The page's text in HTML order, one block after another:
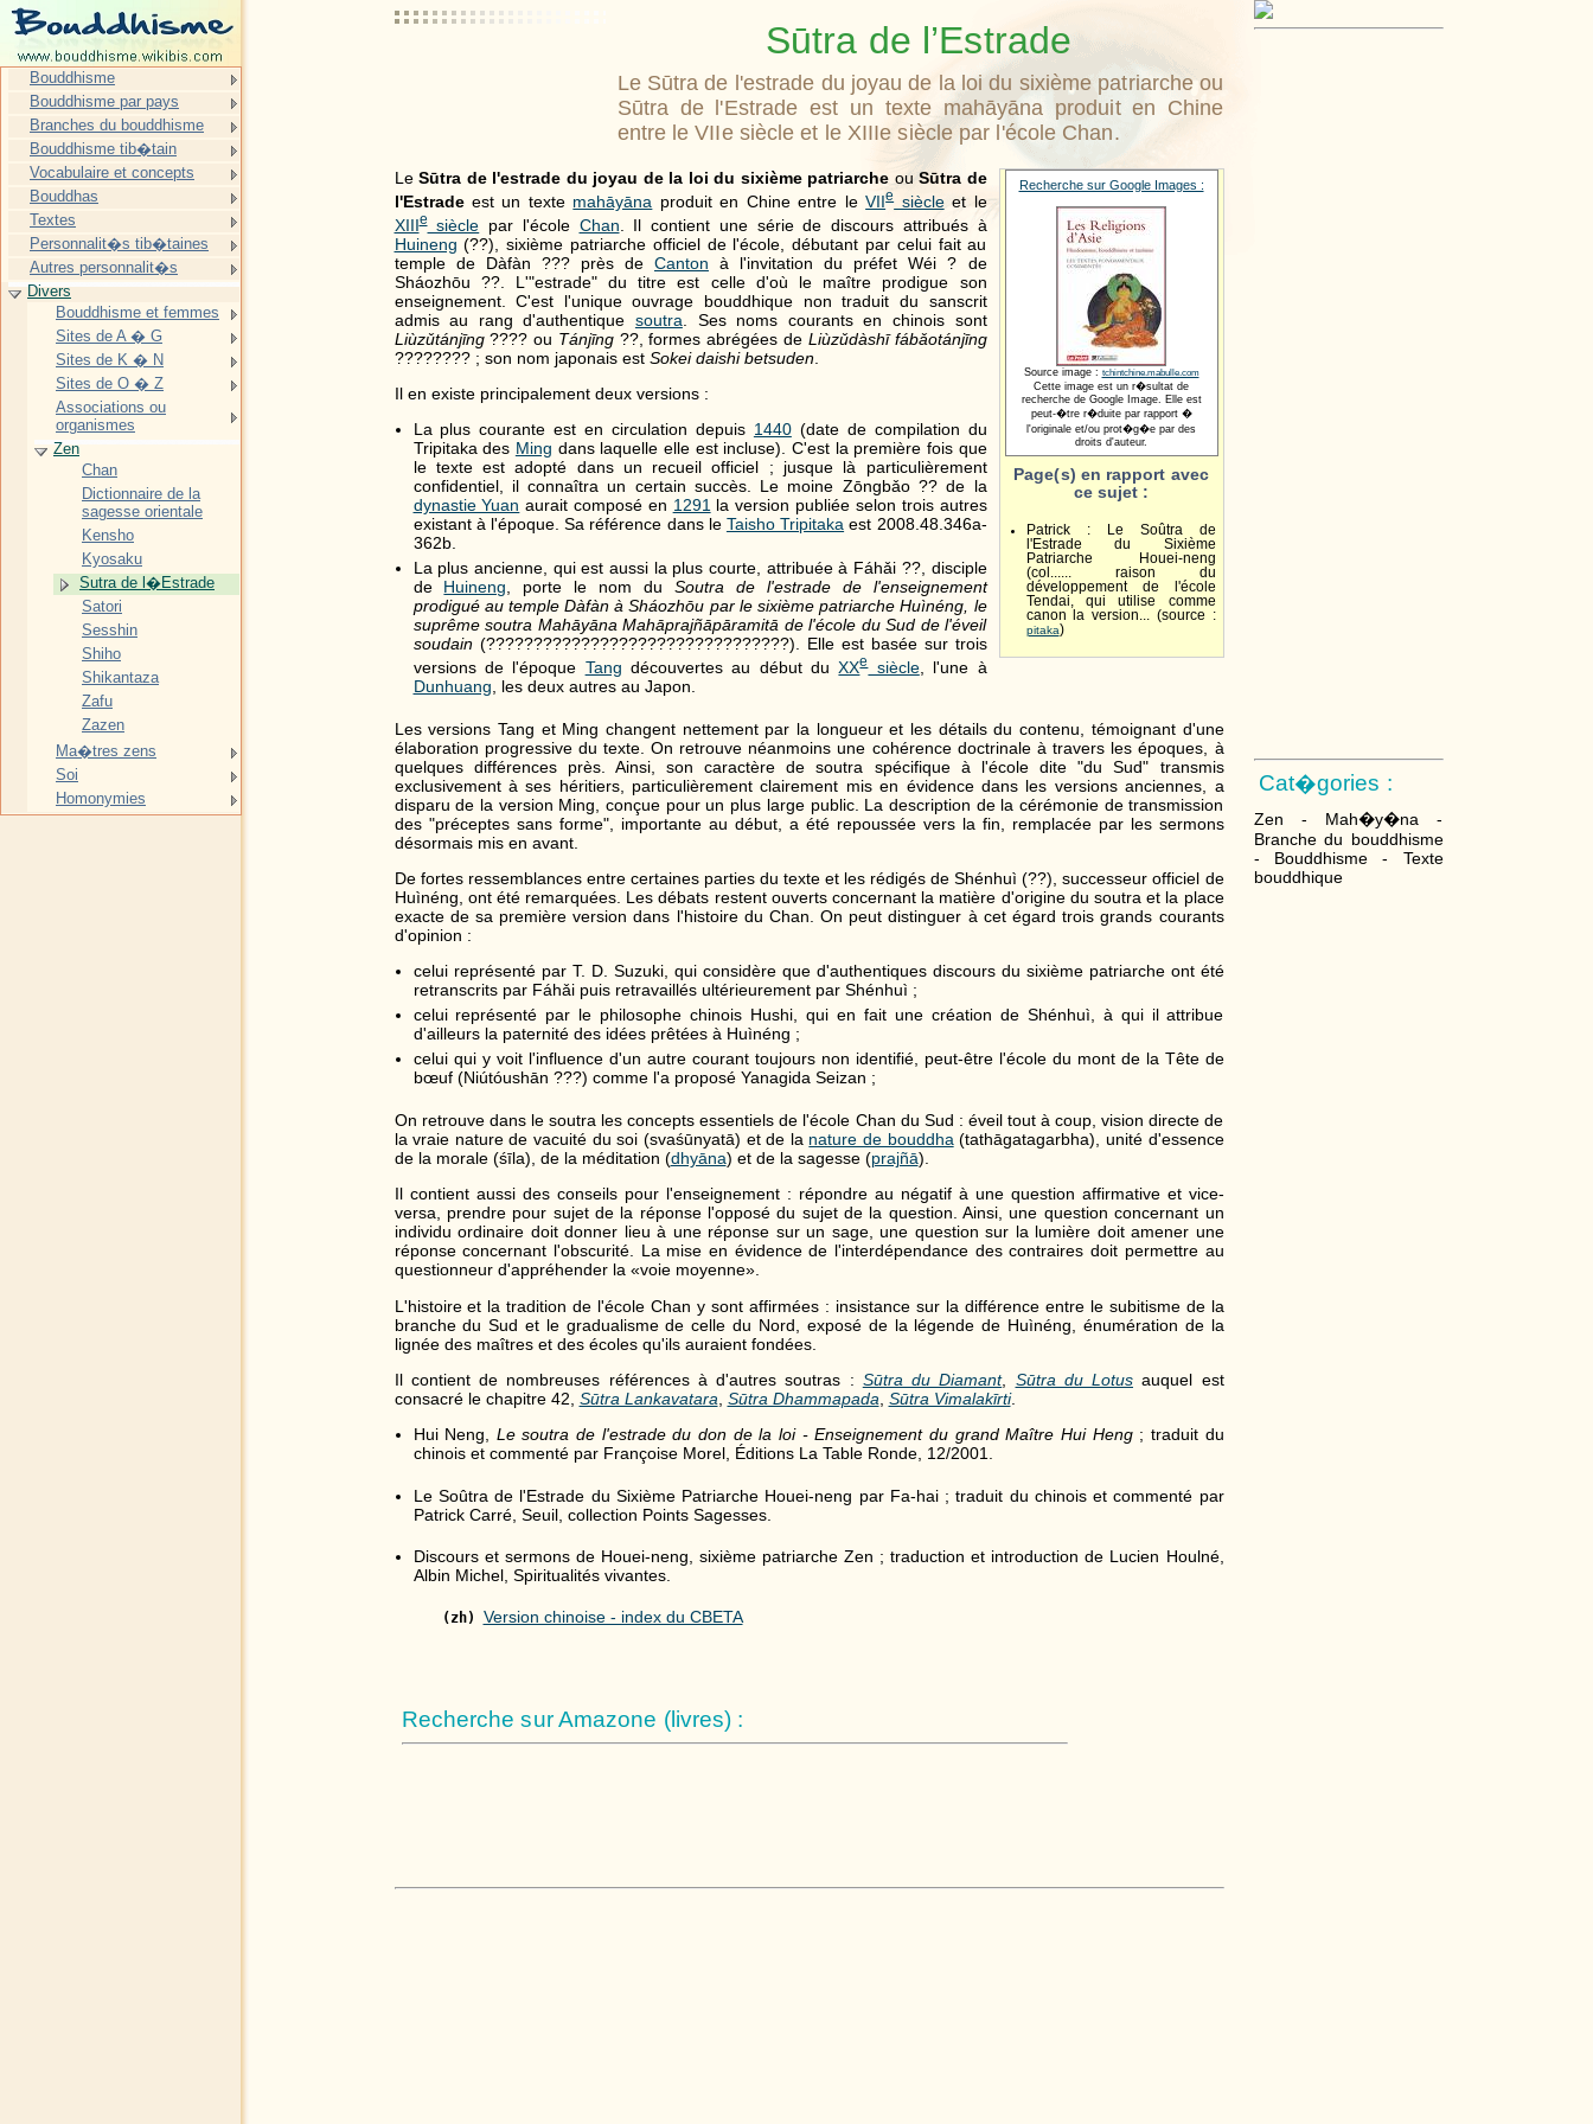
Sūtra de l’Estrade
Le Sūtra de l'estrade du joyau de la loi du sixième patriarche ou
Sūtra de l'Estrade est un texte mahāyāna produit en Chine
entre le VIIe siècle et le XIIIe siècle par l'école Chan.
Cat�gories :
Zen - Mah�y�na -
Branche du bouddhisme
- Bouddhisme - Texte
bouddhique
Recherche sur Google Images :
Source image : tchintchine.mabulle.com
Cette image est un r�sultat de
recherche de Google Image. Elle est
peut-�tre r�duite par rapport �
l'originale et/ou prot�g�e par des
droits d'auteur.
Page(s) en rapport avec
ce sujet :
Patrick : Le Soûtra de
l'Estrade du Sixième
Patriarche Houei-neng
(col...... raison du
développement de l'école
Tendai, qui utilise comme
canon la version... (source :
pitaka)
Le Sūtra de l'estrade du joyau de la loi du sixième patriarche ou Sūtra de
l'Estradeest un texte mahāyāna produit en Chine entre leVIIesiècleet le
XIIIesiècle par l'école Chan . Il contient une série de discours attribués à
Huineng (??), sixième patriarche officiel de l'école, débutant par celui fait au
temple de Dàfàn ??? près de Canton à l'invitation du préfet Wéi ? de
Sháozhōu ??. L'"estrade" du titre est celle d'où le maître prodigue son
enseignement. C'est l'unique ouvrage bouddhique non traduit du sanscrit
admis au rang d'authentique soutra . Ses noms courants en chinois sont
Liùzǔtánjīng???? ou Tánjīng??, formes abrégées de Liùzǔdàshī fábǎotánjīng
???????? ; son nom japonais est Sokei daishi betsuden.
Il en existe principalement deux versions :
La plus courante est en circulation depuis 1440(date de compilation du
Tripitaka des Ming dans laquelle elle est incluse). C'est la première fois que
le texte est adopté dans un recueil officiel ; jusque là particulièrement
confidentiel, il connaîtra un certain succès. Le moine Zōngbǎo ?? de la
dynastie Yuan aurait composé en 1291la version publiée selon trois autres
existant à l'époque. Sa référence dans le Taisho Tripitaka est 2008.48.346a-
362b.
La plus ancienne, qui est aussi la plus courte, attribuée à Fáhǎi ??, disciple
de Huineng, porte le nom du Soutra de l'estrade de l'enseignement
prodigué au temple Dàfàn à Sháozhōu par le sixième patriarche Huìnéng, le
suprême soutra Mahāyāna Mahāprajñāpāramitā de l'école du Sud de l'éveil
soudain(????????????????????????????????). Elle est basée sur trois
versions de l'époque Tang découvertes au début duXXesiècle, l'une à
Dunhuang , les deux autres au Japon.
Les versions Tang et Ming changent nettement par la longueur et les détails du contenu, témoignant d'une
élaboration progressive du texte. On retrouve néanmoins une cohérence doctrinale à travers les époques, à
quelques différences près. Ainsi, son caractère de soutra spécifique à l'école dite "du Sud" transmis
exclusivement à ses héritiers, particulièrement clairement mis en évidence dans les versions anciennes, a
disparu de la version Ming, conçue pour un plus large public. La description de la cérémonie de transmission
des "préceptes sans forme", importante au début, a été repoussée vers la fin, remplacée par les sermons
désormais mis en avant.
De fortes ressemblances entre certaines parties du texte et les rédigés de Shénhuì (??), successeur officiel de
Huìnéng, ont été remarquées. Les débats restent ouverts concernant la matière d'origine du soutra et la place
exacte de sa première version dans l'histoire du Chan. On peut distinguer à cet égard trois grands courants
d'opinion :
celui représenté par T. D. Suzuki, qui considère que d'authentiques discours du sixième patriarche ont été
retranscrits par Fáhǎi puis retravaillés ultérieurement par Shénhuì ;
celui représenté par le philosophe chinois Hushi, qui en fait une création de Shénhuì, à qui il attribue
d'ailleurs la paternité des idées prêtées à Huìnéng ;
celui qui y voit l'influence d'un autre courant toujours non identifié, peut-être l'école du mont de la Tête de
bœuf (Niútóushān ???) comme l'a proposé Yanagida Seizan ;
On retrouve dans le soutra les concepts essentiels de l'école Chan du Sud : éveil tout à coup, vision directe de
la vraie nature de vacuité du soi (svaśūnyatā) et de la nature de bouddha (tathāgatagarbha), unité d'essence
de la morale (śīla), de la méditation (dhyāna) et de la sagesse (prajñā).
Il contient aussi des conseils pour l'enseignement : répondre au négatif à une question affirmative et vice-
versa, prendre pour sujet de la réponse l'opposé du sujet de la question. Ainsi, une question concernant un
individu ordinaire doit donner lieu à une réponse sur un sage, une question sur la lumière doit amener une
réponse concernant l'obscurité. La mise en évidence de l'interdépendance des contraires doit permettre au
questionneur d'appréhender la «voie moyenne».
L'histoire et la tradition de l'école Chan y sont affirmées : insistance sur la différence entre le subitisme de la
branche du Sud et le gradualisme de celle du Nord, exposé de la légende de Huìnéng, énumération de la
lignée des maîtres et des écoles qu'ils auraient fondées.
Il contient de nombreuses références à d'autres soutras : Sūtra du Diamant, Sūtra du Lotus auquel est
consacré le chapitre 42, Sūtra Lankavatara Sūtra Dhammapada Sūtra Vimalakīrti.
Hui Neng, Le soutra de l'estrade du don de la loi - Enseignement du grand Maître Hui Heng; traduit du
chinois et commenté par Françoise Morel, Éditions La Table Ronde, 12/2001.
Le Soûtra de l'Estrade du Sixième Patriarche Houei-neng par Fa-hai ; traduit du chinois et commenté par
Patrick Carré, Seuil, collection Points Sagesses.
Discours et sermons de Houei-neng, sixième patriarche Zen ; traduction et introduction de Lucien Houlné,
Albin Michel, Spiritualités vivantes.
(zh) Version chinoise - index du CBETA
Recherche sur Amazone (livres) :
Bouddhisme
Bouddhisme par pays
Branches du bouddhisme
Bouddhisme tib�tain
Vocabulaire et concepts
Bouddhas
Textes
Personnalit�s tib�taines
Autres personnalit�s
Divers
Bouddhisme et femmes
Sites de A � G
Sites de K � N
Sites de O � Z
Associations ou
organismes
Zen
Chan
Dictionnaire de la
sagesse orientale
Kensho
Kyosaku
Sutra de l�Estrade
Satori
Sesshin
Shiho
Shikantaza
Zafu
Zazen
Ma�tres zens
Soi
Homonymies